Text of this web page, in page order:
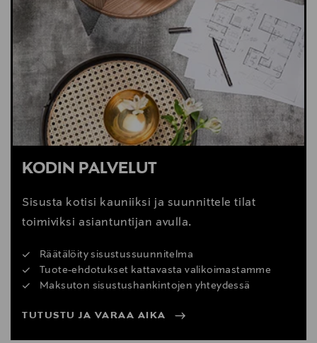
KODIN PALVELUT
Sisusta kotisi kauniiksi ja suunnittele tilat
toimiviksi asiantuntijan avulla.
Räätälöity sisustussuunnitelma
Tuote-ehdotukset kattavasta valikoimastamme
Maksuton sisustushankintojen yhteydessä
TUTUSTU JA VARAA AIKA